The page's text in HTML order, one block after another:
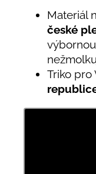
Materiál
české
Triko pro